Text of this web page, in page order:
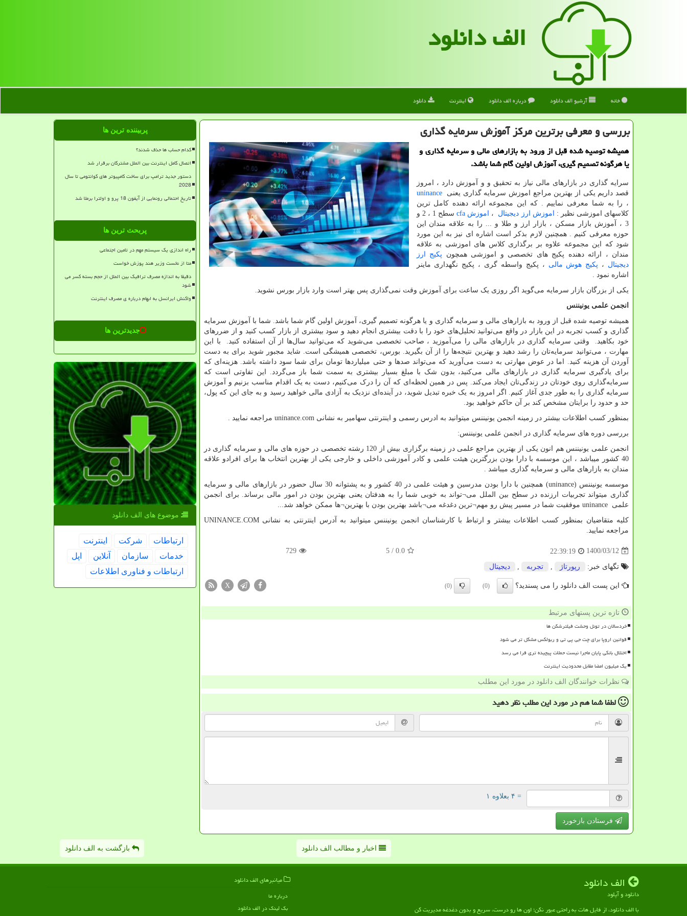
الف دانلود
خانه آرشیو الف دانلود درباره الف دانلود اینترنت دانلود
بررسی و معرفی برترین مركز آموزش سرمایه گذاری
همیشه توصیه شده قبل از ورود به بازارهای مالی و سرمایه گذاری و
یا هرگونه تصمیم گیری، آموزش اولین گام شما باشد.
سرایه گذاری در بازارهای مالی نیاز به تحقیق و و آموزش دارد ، امروز
قصد داریم یکی از بهترین مراجع اموزش سرمایه گذاری یعنیuninance
، را به شما معرفی نماییم . که این مجموعه ارائه دهنده کامل ترین
کلاسهای اموزشی نظیر :
اموزش ارز دیجیتال ، اموزش cfa
سطح 1 ، 2 و
3 ، آموزش بازار مسکن ، بازار ارز و طلا و ... را به علاقه مندان این
حوزه معرفی کنیم . همچنین لازم بذکر است اشاره ای نیز به این مورد
شود که این مجموعه علاوه بر برگذاری کلاس های اموزشی به علاقه
مندان ، ارائه دهنده پکیج های تخصصی و اموزشی همچون پکیج ارز
دیجیتال ، پکیج هوش مالی ، پکیج واسطه گری ، پکیج نگهداری ماینر
اشاره نمود .
یکی از بزرگان بازار سرمایه می‌گوید اگر روزی یک ساعت برای آموزش وقت نمی‌گذاری پس بهتر است وارد بازار بورس نشوید.
انجمن علمی یونیننس
همیشه توصیه شده قبل از ورود به بازارهای مالی و سرمایه گذاری و یا هرگونه تصمیم گیری، آموزش اولین گام شما باشد. شما با آموزش سرمایه
گذاری و کسب تجربه در این بازار در واقع می‌توانید تحلیل‌های خود را با دقت بیشتری انجام دهید و سود بیشتری از بازار کسب کنید و از ضررهای
خود بکاهید. وقتی سرمایه گذاری در بازارهای مالی را می‌آموزید ، صاحب تخصصی می‌شوید که می‌توانید سال‌ها از آن استفاده کنید. با این
مهارت ، می‌توانید سرمایه‌تان را رشد دهید و بهترین نتیجه‌ها را از آن بگیرید. بورس، تخصصی همیشگی است. شاید مجبور شوید برای به دست
آوردن آن هزینه کنید. اما در عوض مهارتی به دست می‌آورید که می‌تواند صدها و حتی میلیاردها تومان برای شما سود داشته باشد. هزینه‌ای که
برای یادگیری سرمایه‌ گذاری در بازارهای مالی می‌کنید، بدون شک با مبلغ بسیار بیشتری به سمت شما باز می‌گردد. این تفاوتی است که
سرمایه‌گذاری روی خودتان در زندگی‌تان ایجاد می‌کند. پس در همین لحظه‌ای که آن را درک می‌کنیم، دست به یک اقدام مناسب بزنیم و آموزش
سرمایه گذاری را به طور جدی آغاز کنیم. اگر امروز به یک خبره تبدیل شوید، در آینده‌ای نزدیک به آزادی مالی خواهید رسید و به جای این که پول،
حد و حدود را برایتان مشخص کند بر آن حاکم خواهید بود.
بمنظور کسب اطلاعات بیشتر در زمینه انجمن یونیننس میتوانید به ادرس رسمی و اینترنتی سهامیر به نشانی uninance.com مراجعه نمایید .
بررسی دوره های سرمایه گذاری در انجمن علمی یونیننس:
انجمن علمی یونیننس هم انون یکی از بهترین مراجع علمی در زمینه برگزاری بیش از 120 رشته تخصصی در حوزه های مالی و سرمایه گذاری در
40 کشور میباشد ، این موسسه با دارا بودن بزرگترین هیئت علمی و کادر آموزشی داخلی و خارجی یکی از بهترین انتخاب ها برای افرادو علاقه
مندان به بازارهای مالی و سرمایه گذاری میباشد .
موسسه یونیننس (uninance
) همچنین با دارا بودن مدرسین و هیئت علمی در 40 کشور و به پشتوانه 30 سال حضور در بازارهای مالی و سرمایه
گذاری میتواند تجربیات ارزنده در سطح بین الملل می¬تواند به خوبی شما را به هدفتان یعنی بهترین بودن در امور مالی برساند. برای انجمن
علمی uninance موفقیت شما در مسیر پیش رو مهم¬ترین دغدغه می¬باشد بهترین بودن با بهترین¬ها ممکن خواهد شد...
کلیه متقاضیان بمنظور کسب اطلاعات بیشتر و ارتباط با کارشناسان انجمن یونیننس میتوانید به آدرس اینترنتی به نشانی UNINANCE.COM
مراجعه نمایید.
1400/03/12
22:39:19
0.0
/ 5
729
تگهای خبر: رپورتاژ تجربه دیجیتال
این پست الف دانلود را می پسندید؟ (0)
(0)
X
تازه ترین پستهای مرتبط
خردسالان در تونل وحشت فیلترشکن ها
قوانین اروپا برای چت جی پی تی و ربولکس مشکل تر می شود
اختلال بانکی پایان ماجرا نیست حملات پیچیده تری فرا می رسد
یک میلیون امضا مقابل محدودیت اینترنت
نظرات خوانندگان الف دانلود در مورد این مطلب
لطفا شما همدر مورد این مطلبنظر دهید
= ۴ بعلاوه ۱
فرستادن بازخورد
پربیننده ترین ها
کدام حساب ها حذف شدند؟
اتصال کامل اینترنت بین الملل مشترکان برقرار شد
دستور جدید ترامپ برای ساخت کامپیوتر های کوانتومی تا سال
2028
تاریخ احتمالی رونمایی از آیفون 18 پرو و اولترا برملا شد
پربحث ترین ها
راه اندازی یک سیستم مهم در تامین اجتماعی
متا از نخست وزیر هند پوزش خواست
دقیقا به اندازه مصرف ترافیک بین الملل از حجم بسته کسر می
شود
واکنش ایرانسل به ابهام درباره ی مصرف اینترنت
جدیدترین ها
موضوع های الف دانلود
ارتباطات شركت
اینترنت
خدمات
سازمان آنلاین
اپل
ارتباطات و فناوری اطلاعات
اخبار و مطالب الف دانلود بازگشت به الف دانلود
الف دانلود
دانلود و آپلود
با الف دانلود، از فایل هات به راحتی عبور نکن؛ اون ها رو درست، سریع و بدون دغدغه مدیریت کن
میانبرهای الف دانلود
درباره ما
بک لینک در الف دانلود